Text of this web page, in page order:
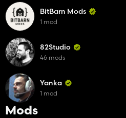
Mods
BitBarn Mods
1 mod
82Studio
46 mods
Yanka
1 mod